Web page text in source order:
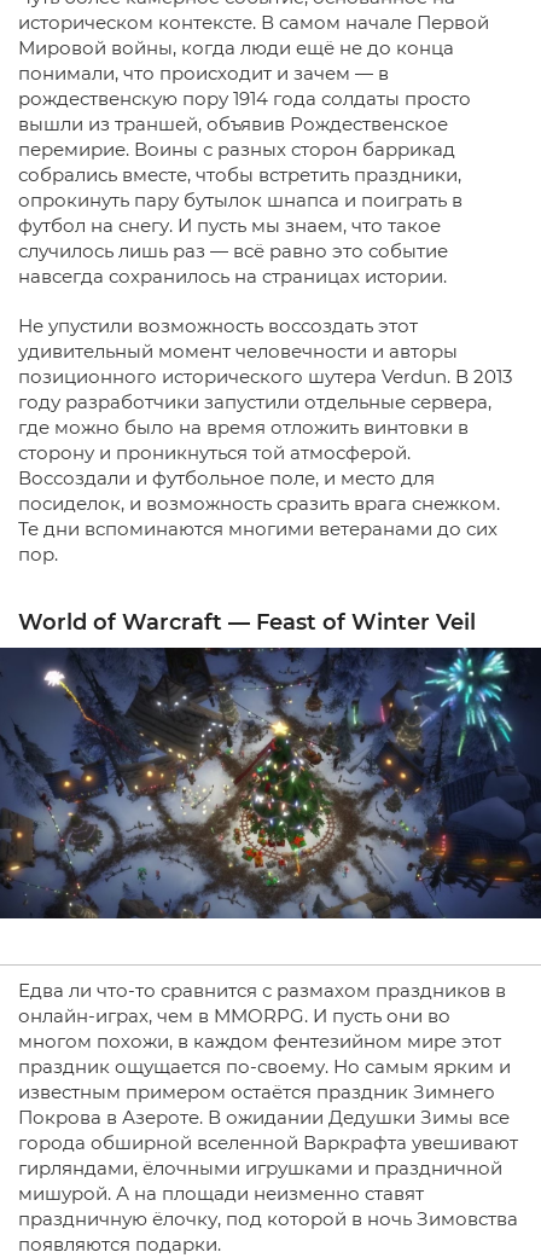
историческом контексте. В самом начале Первой
Мировой войны, когда люди ещё не до конца
понимали, что происходит и зачем — в
рождественскую пору 1914 года солдаты просто
вышли из траншей, объявив Рождественское
перемирие. Воины с разных сторон баррикад
собрались вместе, чтобы встретить праздники,
опрокинуть пару бутылок шнапса и поиграть в
футбол на снегу. И пусть мы знаем, что такое
случилось лишь раз — всё равно это событие
навсегда сохранилось на страницах истории.
Не упустили возможность воссоздать этот
удивительный момент человечности и авторы
позиционного исторического шутера Verdun. В 2013
году разработчики запустили отдельные сервера,
где можно было на время отложить винтовки в
сторону и проникнуться той атмосферой.
Воссоздали и футбольное поле, и место для
посиделок, и возможность сразить врага снежком.
Те дни вспоминаются многими ветеранами до сих
пор.
World of Warcraft — Feast of Winter Veil
Едва ли что-то сравнится с размахом праздников в
онлайн-играх, чем в MMORPG. И пусть они во
многом похожи, в каждом фентезийном мире этот
праздник ощущается по-своему. Но самым ярким и
известным примером остаётся праздник Зимнего
Покрова в Азероте. В ожидании Дедушки Зимы все
города обширной вселенной Варкрафта увешивают
гирляндами, ёлочными игрушками и праздничной
мишурой. А на площади неизменно ставят
праздничную ёлочку, под которой в ночь Зимовства
появляются подарки.